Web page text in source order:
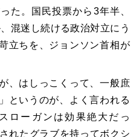
た。国民投票から3年半、
混迷し続ける政治対立にう
立ちを、ジョンソン首相が
、はしっこくって、一般庶
というのが、よく言われる
ローガンは効果絶大だっ
れたグラブを持ってボクシ